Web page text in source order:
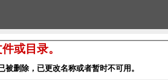
或目录。
被删除，已更改名称或者暂时不可用。